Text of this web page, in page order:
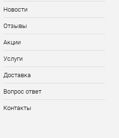
Новости
Отзывы
Акции
Услуги
Доставка
Вопрос ответ
Контакты